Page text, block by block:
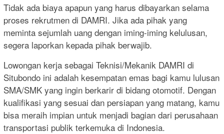
Tidak ada biaya apapun yang harus dibayarkan selama
proses rekrutmen di DAMRI. Jika ada pihak yang
meminta sejumlah uang dengan iming-iming kelulusan,
segera laporkan kepada pihak berwajib.
Lowongan kerja sebagai Teknisi/Mekanik DAMRI di
Situbondo ini adalah kesempatan emas bagi kamu lulusan
SMA/SMK yang ingin berkarir di bidang otomotif. Dengan
kualifikasi yang sesuai dan persiapan yang matang, kamu
bisa meraih impian untuk menjadi bagian dari perusahaan
transportasi publik terkemuka di Indonesia.